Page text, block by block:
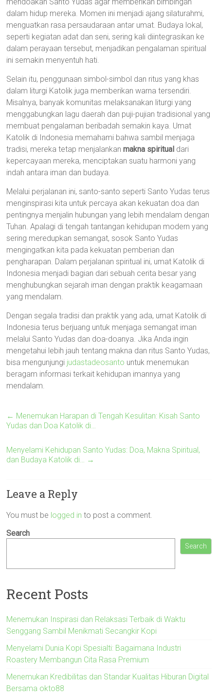
dalam hidup mereka. Momen ini menjadi ajang silaturahmi,
menguatkan rasa persaudaraan antar umat. Budaya lokal,
seperti kegiatan adat dan seni, sering kali diintegrasikan ke
dalam perayaan tersebut, menjadikan pengalaman spiritual
ini semakin menyentuh hati.
Selain itu, penggunaan simbol-simbol dan ritus yang khas
dalam liturgi Katolik juga memberikan warna tersendiri.
Misalnya, banyak komunitas melaksanakan liturgi yang
menggabungkan lagu daerah dan puji-pujian tradisional yang
membuat pengalaman beribadah semakin kaya. Umat
Katolik di Indonesia memahami bahwa sambil menjaga
tradisi, mereka tetap menjalankanmakna spiritual dari
kepercayaan mereka, menciptakan suatu harmoni yang
indah antara iman dan budaya.
Melalui perjalanan ini, santo-santo seperti Santo Yudas terus
menginspirasi kita untuk percaya akan kekuatan doa dan
pentingnya menjalin hubungan yang lebih mendalam dengan
Tuhan. Apalagi di tengah tantangan kehidupan modern yang
sering meredupkan semangat, sosok Santo Yudas
mengingatkan kita pada kekuatan pemberian dan
pengharapan. Dalam perjalanan spiritual ini, umat Katolik di
Indonesia menjadi bagian dari sebuah cerita besar yang
menghubungkan sejarah iman dengan praktik keagamaan
yang mendalam.
Dengan segala tradisi dan praktik yang ada, umat Katolik di
Indonesia terus berjuang untuk menjaga semangat iman
melalui Santo Yudas dan doa-doanya. Jika Anda ingin
mengetahui lebih jauh tentang makna dan ritus Santo Yudas,
bisa mengunjungi judastadeosanto untuk menemukan
beragam informasi terkait kehidupan imannya yang
mendalam.
← Menemukan Harapan di Tengah Kesulitan: Kisah Santo
Yudas dan Doa Katolik di…
Menyelami Kehidupan Santo Yudas: Doa, Makna Spiritual,
dan Budaya Katolik di… →
Leave a Reply
You must be logged in to post a comment.
Search
Search
Recent Posts
Menemukan Inspirasi dan Relaksasi Terbaik di Waktu
Senggang Sambil Menikmati Secangkir Kopi
Menyelami Dunia Kopi Spesialti: Bagaimana Industri
Roastery Membangun Cita Rasa Premium
Menemukan Kredibilitas dan Standar Kualitas Hiburan Digital
Bersama okto88